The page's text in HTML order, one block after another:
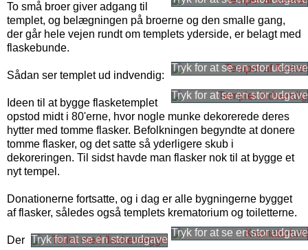
To små broer giver adgang til
templet, og belægningen på broerne og den smalle gang,
der går hele vejen rundt om templets yderside, er belagt med
flaskebunde.
Sådan ser templet ud indvendig:
Ideen til at bygge flasketemplet
opstod midt i 80'erne, hvor nogle munke dekorerede deres
hytter med tomme flasker. Befolkningen begyndte at donere
tomme flasker, og det satte så yderligere skub i
dekoreringen. Til sidst havde man flasker nok til at bygge et
nyt tempel.
Donationerne fortsatte, og i dag er alle bygningerne bygget
af flasker, således også templets krematorium og toiletterne.
Der